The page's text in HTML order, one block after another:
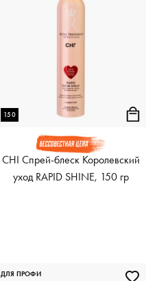
150
CHI Спрей-блеск Королевский
уход RAPID SHINE, 150 гр
ДЛЯ ПРОФИ